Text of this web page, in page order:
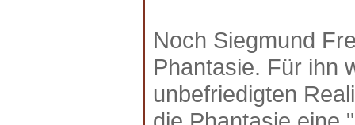
Noch Siegmund
Phantasie. Für ihn
unbefriedigten